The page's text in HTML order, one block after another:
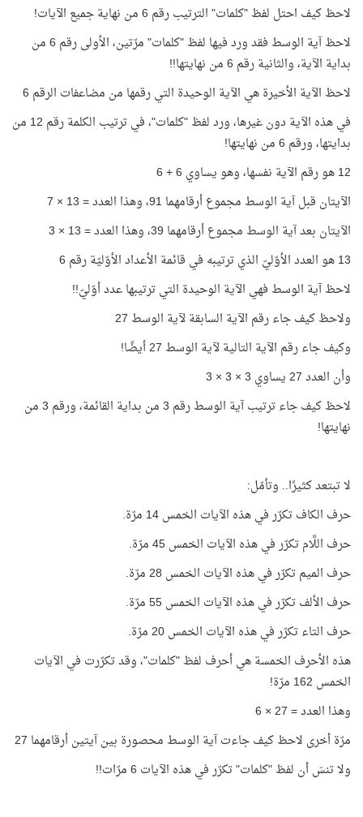
لاحظ كيف احتل لفظ "كلمات" الترتيب رقم 6 من نهاية جميع الآيات!
لاحظ آية الوسط فقد ورد فيها لفظ "كلمات" مرّتين، الأولى رقم 6 من
بداية الآية، والثانية رقم 6 من نهايتها!!
لاحظ الآية الأخيرة هي الآية الوحيدة التي رقمها من مضاعفات الرقم 6
في هذه الآية دون غيرها، ورد لفظ "كلمات"، في ترتيب الكلمة رقم 12 من
بدايتها، ورقم 6 من نهايتها!
12 هو رقم الآية نفسها، وهو يساوي 6 + 6
الآيتان قبل آية الوسط مجموع أرقامهما 91، وهذا العدد = 13 × 7
الآيتان بعد آية الوسط مجموع أرقامهما 39، وهذا العدد = 13 × 3
13 هو العدد الأوّليّ الذي ترتيبه في قائمة الأعداد الأوّليّة رقم 6
لاحظ آية الوسط فهي الآية الوحيدة التي ترتيبها عدد أوّليّ!!
ولاحظ كيف جاء رقم الآية السابقة لآية الوسط 27
وكيف جاء رقم الآية التالية لآية الوسط 27 أيضًا!
وأن العدد 27 يساوي 3 × 3 × 3
لاحظ كيف جاء ترتيب آية الوسط رقم 3 من بداية القائمة، ورقم 3 من
نهايتها!
لا تبتعد كثيرًا.. وتأمّل:
حرف الكاف تكرّر في هذه الآيات الخمس 14 مرّة.
حرف اللَّام تكرّر في هذه الآيات الخمس 45 مرّة.
حرف الميم تكرّر في هذه الآيات الخمس 28 مرّة.
حرف الألف تكرّر في هذه الآيات الخمس 55 مرّة.
حرف التاء تكرّر في هذه الآيات الخمس 20 مرّة.
هذه الأحرف الخمسة هي أحرف لفظ "كلمات"، وقد تكرّرت في الآيات
الخمس 162 مرّة!
وهذا العدد = 27 × 6
مرّة أخرى لاحظ كيف جاءت آية الوسط محصورة بين آيتين أرقامهما 27
ولا تنسَ أن لفظ "كلمات" تكرّر في هذه الآيات 6 مرّات!!